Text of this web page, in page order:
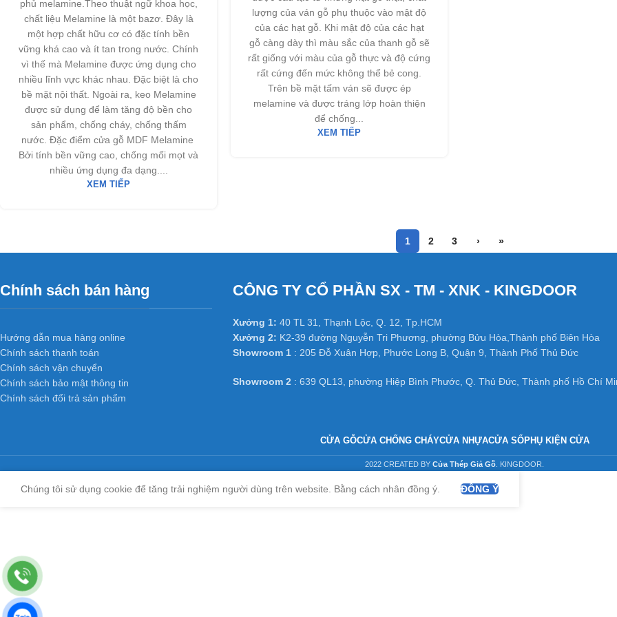
phủ melamine.Theo thuật ngữ khoa học,
chất liệu Melamine là một bazơ. Đây là
một hợp chất hữu cơ có đặc tính bền
vững khá cao và ít tan trong nước. Chính
vì thế mà Melamine được ứng dụng cho
nhiều lĩnh vực khác nhau. Đặc biệt là cho
bề mặt nội thất. Ngoài ra, keo Melamine
được sử dụng để làm tăng độ bền cho
sản phẩm, chống cháy, chống thấm
nước. Đặc điểm cửa gỗ MDF Melamine
Bởi tính bền vững cao, chống mối mọt và
nhiều ứng dụng đa dạng....
XEM TIẾP
lượng của ván gỗ phụ thuộc vào mật độ
của các hạt gỗ. Khi mật độ của các hạt
gỗ càng dày thì màu sắc của thanh gỗ sẽ
rất giống với màu của gỗ thực và độ cứng
rất cứng đến mức không thể bẻ cong.
Trên bề mặt tấm ván sẽ được ép
melamine và được tráng lớp hoàn thiện
để chống...
XEM TIẾP
1 2 3 › »
Chính sách bán hàng
Hướng dẫn mua hàng online
Chính sách thanh toán
Chính sách vận chuyển
Chính sách bảo mật thông tin
Chính sách đổi trả sản phẩm
CÔNG TY CỔ PHẦN SX - TM - XNK - KINGDOOR
Xưởng 1: 40 TL 31, Thạnh Lộc, Q. 12, Tp.HCM
Xưởng 2: K2-39 đường Nguyễn Tri Phương, phường Bửu Hòa,Thành phố Biên Hòa
Showroom 1: 205 Đỗ Xuân Hợp, Phước Long B, Quận 9, Thành Phố Thủ Đức
Showroom 2: 639 QL13, phường Hiệp Bình Phước, Q. Thủ Đức, Thành phố Hồ Chí
CỬA GỖCỬA CHỐNG CHÁYCỬA NHỰACỬA SỔPHỤ KIỆN CỬA
2022 CREATED BY Cửa Thép Giả Gỗ . KINGDOOR.
Chúng tôi sử dụng cookie để tăng trải nghiệm người dùng trên website. Bằng cách nhân đồng ý. ĐỒNG Ý